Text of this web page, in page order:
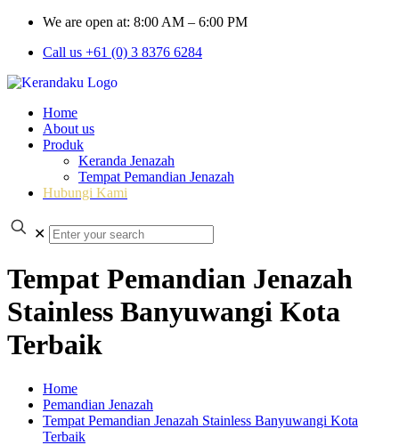
We are open at: 8:00 AM – 6:00 PM
Call us +61 (0) 3 8376 6284
Home
About us
Produk
Keranda Jenazah
Tempat Pemandian Jenazah
Hubungi Kami
✕
Tempat Pemandian Jenazah
Stainless Banyuwangi Kota
Terbaik
Home
Pemandian Jenazah
Tempat Pemandian Jenazah Stainless Banyuwangi Kota
Terbaik